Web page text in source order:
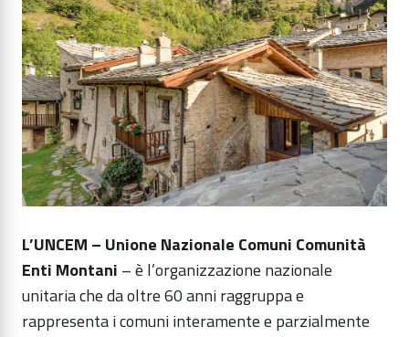
L’UNCEM – Unione Nazionale Comuni Comunità
Enti Montani – è l’organizzazione nazionale
unitaria che da oltre 60 anni raggruppa e
rappresenta i comuni interamente e parzialmente